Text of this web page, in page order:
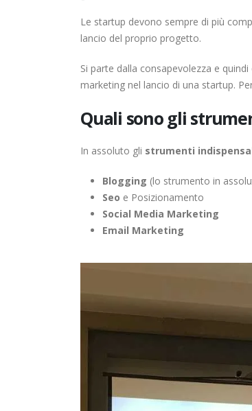
Le startup devono sempre di più
lancio del proprio progetto.
Si parte dalla consapevolezza e
marketing nel lancio di una startup.
Quali sono gli
In assoluto gli strumenti
Blogging (lo strumento in
Seo e Posizionamento
Social Media Marketing
Email Marketing